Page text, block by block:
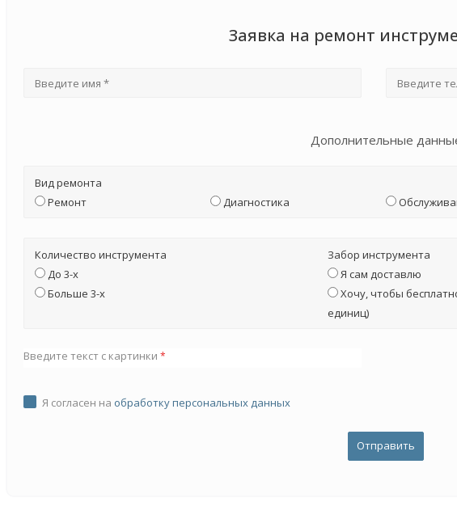
Заявка на ремонт
Дополнительные
Вид ремонта
Ремонт
Диагностика
Количество инструмента
До 3-х
Больше 3-х
Забор инструмента
Я сам доставлю
Хочу, чтобы
единиц)
Введите текст с картинки *
Я согласен на обработку персональных данных